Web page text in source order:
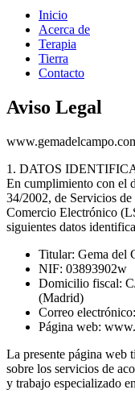
Inicio
Acerca de
Terapia
Tierra
Contacto
Aviso Legal
1. DATOS
En cumplimiento con el
34/2002, de Servicios
Comercio Electrónico
siguientes datos
Titular: Gema del
NIF: 03893902w
Domicilio fiscal:
(Madrid)
Correo
Página web:
La presente página web
sobre los servicios de
y trabajo especializado